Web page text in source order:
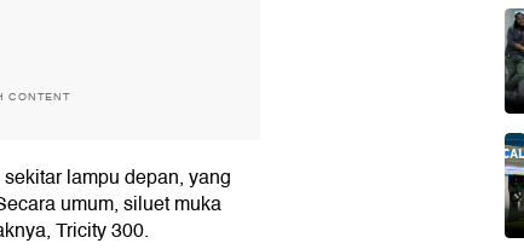
CONTENT
lampu depan, yang
umum, siluet muka
Tricity 300.